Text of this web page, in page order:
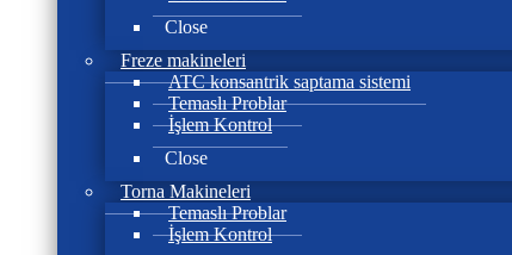
Close
Freze makineleri
ATC konsantrik saptama sistemi
Temaslı Problar
İşlem Kontrol
Close
Torna Makineleri
Temaslı Problar
İşlem Kontrol